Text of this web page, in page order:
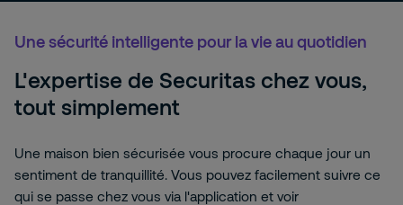
Une sécurité intelligente pour la vie au quotidien
L'expertise de Securitas chez vous,
tout simplement
Une maison bien sécurisée vous procure chaque jour un
sentiment de tranquillité. Vous pouvez facilement suivre ce
qui se passe chez vous via l'application et voir